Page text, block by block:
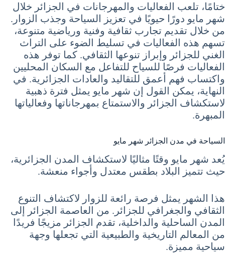
ختامًا، تلعب الفعاليات والمهرجانات في الجزائر خلال
شهر مايو دورًا حيويًا في تعزيز السياحة وجذب الزوار.
من خلال تقديم تجارب ثقافية وفنية ورياضية متنوعة،
تسهم هذه الفعاليات في تسليط الضوء على التراث
الغني للجزائر وإبراز تنوعها الثقافي. كما توفر هذه
الفعاليات فرصًا للسياح للتفاعل مع السكان المحليين
واكتساب فهم أعمق للتقاليد والعادات الجزائرية. في
النهاية، يمكن القول إن شهر مايو يمثل فترة ذهبية
لاستكشاف الجزائر والاستمتاع بمهرجاناتها وفعالياتها
المبهرة.
السياحة في مدن الجزائر شهر مايو
يُعد شهر مايو وقتًا مثاليًا لاستكشاف المدن الجزائرية،
حيث تتميز البلاد بطقس معتدل وأجواء منعشة.
هذا الشهر يمثل فرصة رائعة للزوار لاكتشاف التنوع
الثقافي والجغرافي للجزائر. من العاصمة الجزائر إلى
المدن الساحلية والداخلية، تقدم الجزائر مزيجًا فريدًا
من المعالم التاريخية والطبيعية التي تجعلها وجهة
سياحية مميزة.